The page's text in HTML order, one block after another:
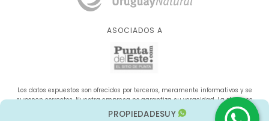
PROPIEDADESUY
ASOCIADOS A
Los datos expuestos son ofrecidos por terceros, meramente informativos y se
suponen correctos. Nuestra empresa no garantiza su veracidad. La oferta se
sujeta a errores, cambios de precio, omisión y/o retirada del mercado sin aviso
previo.